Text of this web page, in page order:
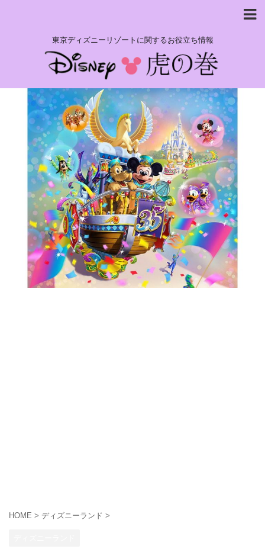
東京ディズニーリゾートに関するお役立ち情報
HOME > ディズニーランド >